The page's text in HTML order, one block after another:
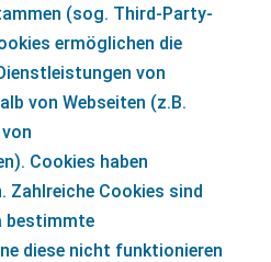
(sog. Third-Party-
ermöglichen die
von
von Webseiten (z.B.
Cookies haben
Zahlreiche Cookies sind
bestimmte
diese nicht funktionieren